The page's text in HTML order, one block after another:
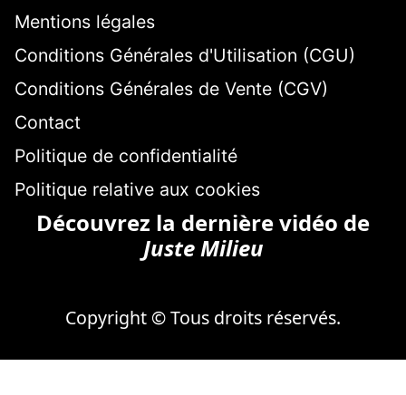
Mentions légales
Conditions Générales d'Utilisation (CGU)
Conditions Générales de Vente (CGV)
Contact
Politique de confidentialité
Politique relative aux cookies
Découvrez la dernière vidéo de
Juste Milieu
Copyright © Tous droits réservés.